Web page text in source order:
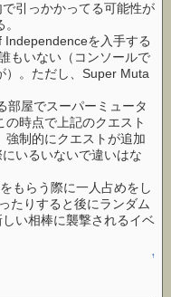
引っかかってる可能性が
を入手する
もいない（コンソールで
）。ただし、Super Muta
部屋でスーパーミュータ
の時点で上記のクエスト
強制的にクエストが追加
いるいないで違いはな
もらう際に一人占めをし
たりすると後にランダム
い相棒に襲撃されるイベ
↑